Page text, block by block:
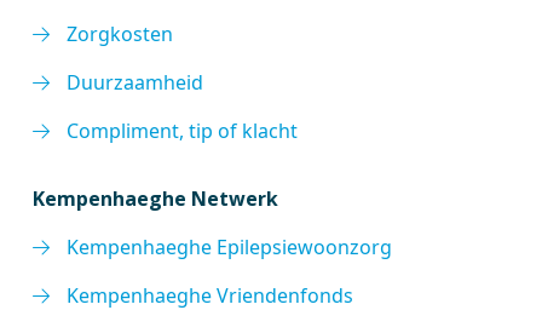
Zorgkosten
Duurzaamheid
Compliment, tip of klacht
Kempenhaeghe Netwerk
Kempenhaeghe Epilepsiewoonzorg
Kempenhaeghe Vriendenfonds